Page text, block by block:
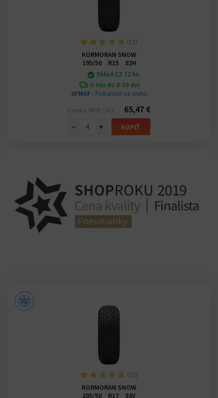
(15)
KORMORAN SNOW
195/50 R15 82H
Sklad CZ 12 ks
U Vás do 8-10 dní
3PMSF- Priľnavosť na snehu
Cena s DPH /1ks
65,47 €
−
+ KÚPIŤ
(15)
KORMORAN SNOW
205/50 R17 93V